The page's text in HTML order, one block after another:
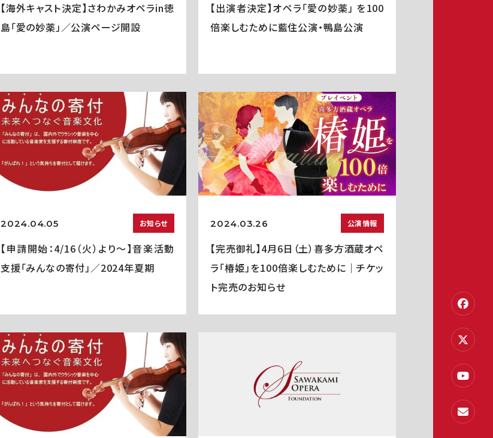
【海外キャスト決定】さわかみオペラin徳
島「愛の妙薬」／公演ページ開設
【出演者決定】オペラ「愛の妙薬」 を100
倍楽しむために藍住公演・鴨島公演
2024.04.05 お知らせ
【申請開始：4/16（火）より～】音楽活動
支援「みんなの寄付」／2024年夏期
2024.03.26 公演情報
【完売御礼】4月6日（土）喜多方酒蔵オペ
ラ「椿姫」を100倍楽しむために｜チケッ
ト完売のお知らせ